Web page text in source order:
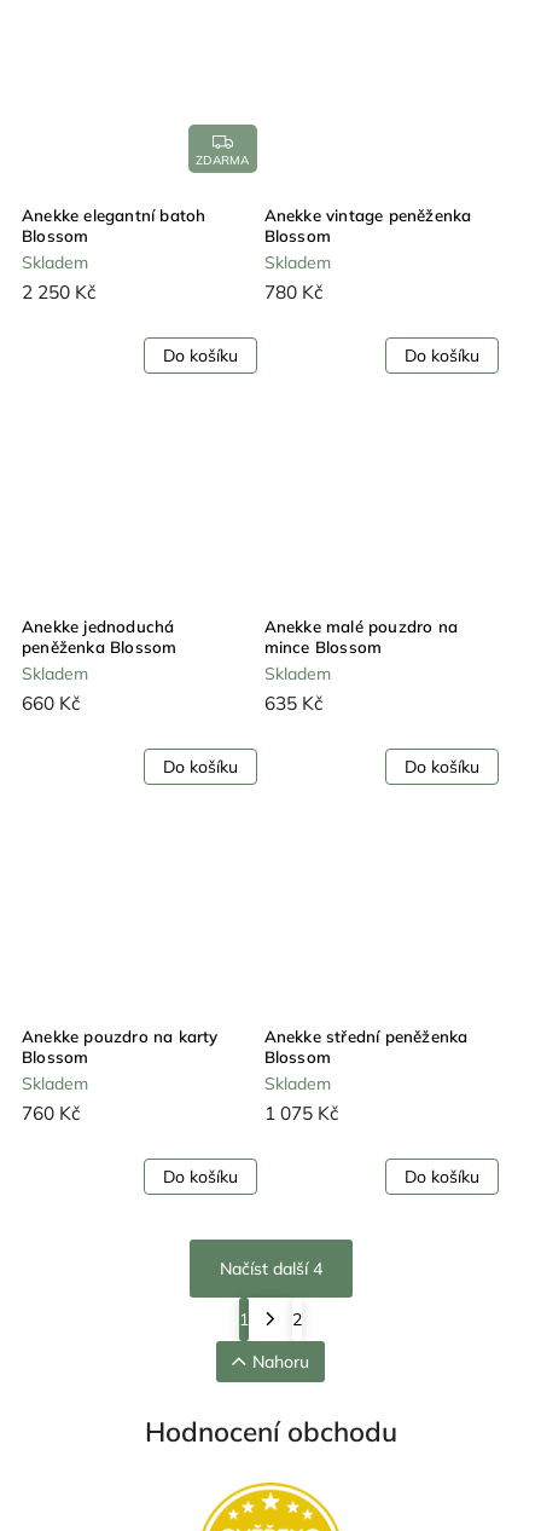
ZDARMA
Anekke elegantní batoh
Blossom
Skladem
2 250 Kč
Do košíku
Anekke vintage peněženka
Blossom
Skladem
780 Kč
Do košíku
Anekke jednoduchá
peněženka Blossom
Skladem
660 Kč
Do košíku
Anekke malé pouzdro na
mince Blossom
Skladem
635 Kč
Do košíku
Anekke pouzdro na karty
Blossom
Skladem
760 Kč
Do košíku
Anekke střední peněženka
Blossom
Skladem
1 075 Kč
Do košíku
Načíst další 4
1
2
Nahoru
Hodnocení obchodu